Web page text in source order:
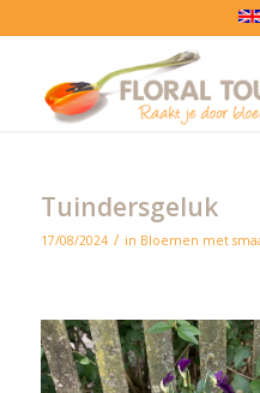
Tuindersgeluk
17/08/2024 / in Bloemen met